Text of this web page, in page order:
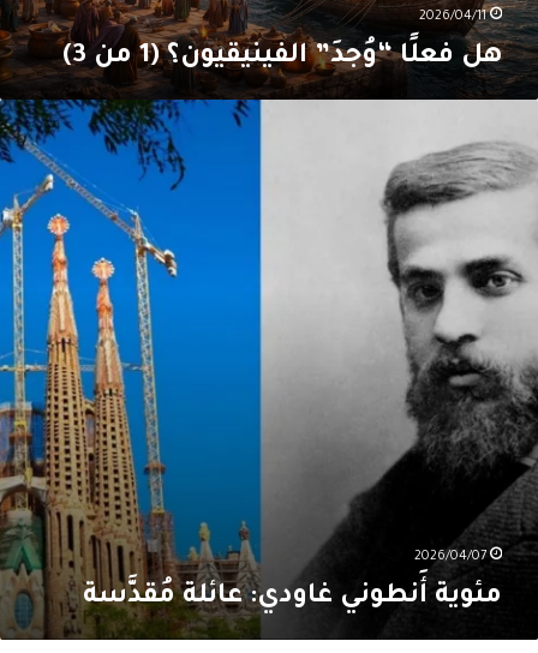
2026/04/11
هل فعلًا “وُجدَ” الفينيقيون؟ (1 من 3)
غاودي:
عائلة
2026/04/07
مئوية أَنطوني غاودي: عائلة مُقدَّسة